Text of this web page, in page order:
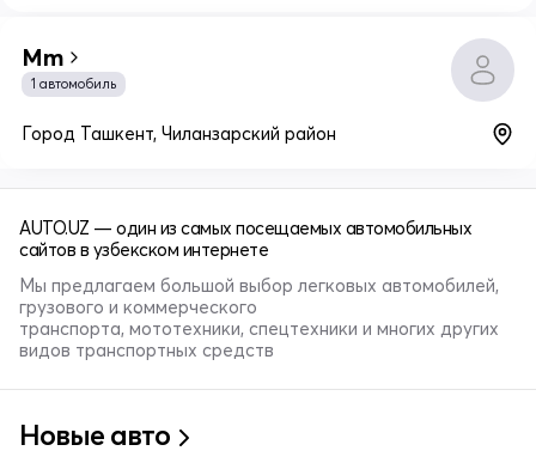
Mm
1 автомобиль
Город Ташкент, Чиланзарский район
AUTO.UZ — один из самых посещаемых автомобильных
сайтов в узбекском интернете
Мы предлагаем большой выбор легковых автомобилей,
грузового и коммерческого
транспорта, мототехники, спецтехники и многих других
видов транспортных средств
Новые авто